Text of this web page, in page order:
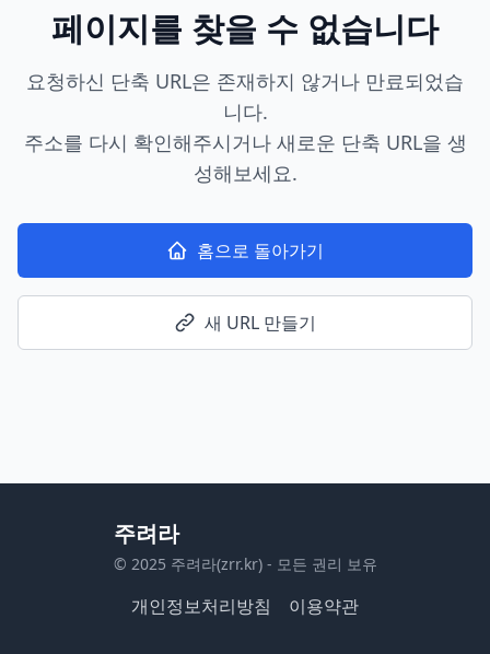
페이지를 찾을 수 없습니다
요청하신 단축 URL은 존재하지 않거나 만료되었습
니다.
주소를 다시 확인해주시거나 새로운 단축 URL을 생
성해보세요.
홈으로 돌아가기
새 URL 만들기
주려라
© 2025 주려라(zrr.kr) - 모든 권리 보유
개인정보처리방침 이용약관